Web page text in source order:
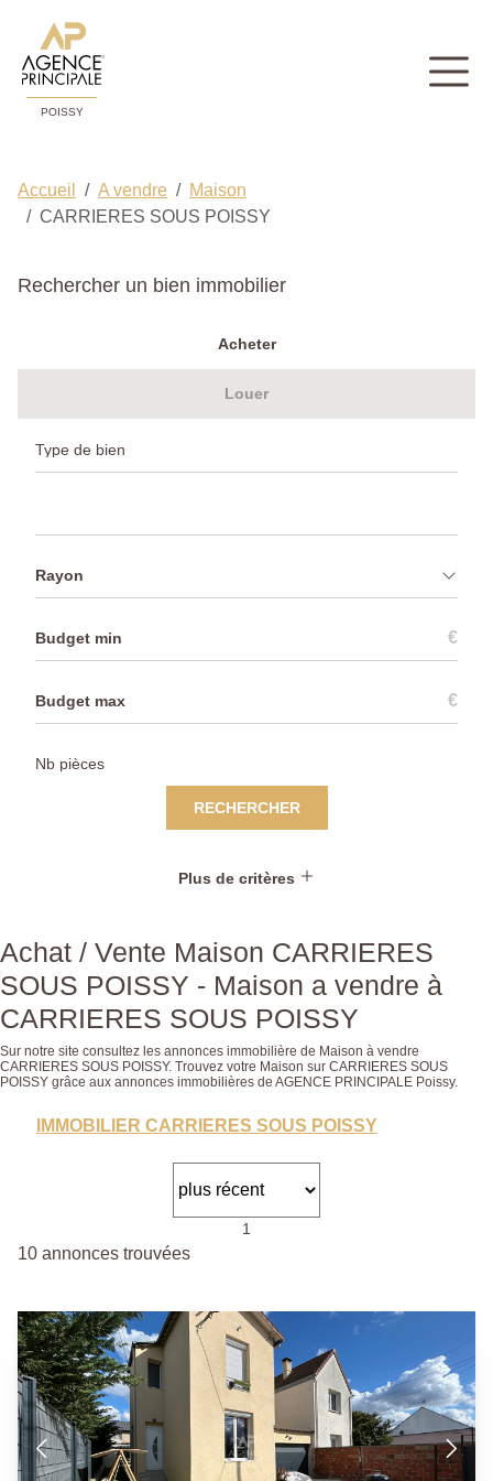
POISSY
Accueil A vendre
Maison
CARRIERES SOUS POISSY
Rechercher un bien immobilier
Acheter
Louer
Rayon
€
€
RECHERCHER
Plus de critères
Achat / Vente Maison CARRIERES
SOUS POISSY - Maison a vendre à
CARRIERES SOUS POISSY
Sur notre site consultez les annonces immobilière de Maison à vendre
CARRIERES SOUS POISSY. Trouvez votre Maison sur CARRIERES SOUS
POISSY grâce aux annonces immobilières de AGENCE PRINCIPALE Poissy.
IMMOBILIER CARRIERES SOUS POISSY
1
10 annonces trouvées